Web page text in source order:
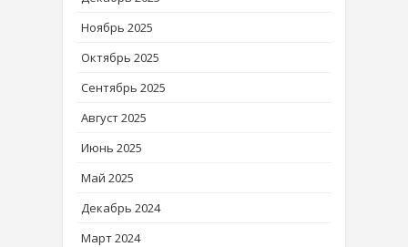
Ноябрь 2025
Октябрь 2025
Сентябрь 2025
Август 2025
Июнь 2025
Май 2025
Декабрь 2024
Март 2024